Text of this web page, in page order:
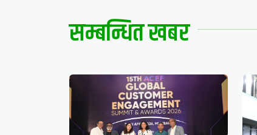
सम्बन्धित खबर